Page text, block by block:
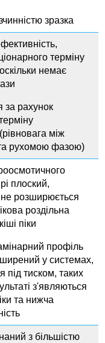
зразка
терміну
немає
за рахунок
між
рухомою фазою)
плоский,
не розширюється
роздільна
піки
профіль
у системах,
під тиском, таких
з'являються
та нижча
з більшістю